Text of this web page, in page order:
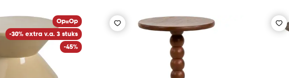
Op=Op
-30% extra v.a. 3 stuks
-45%